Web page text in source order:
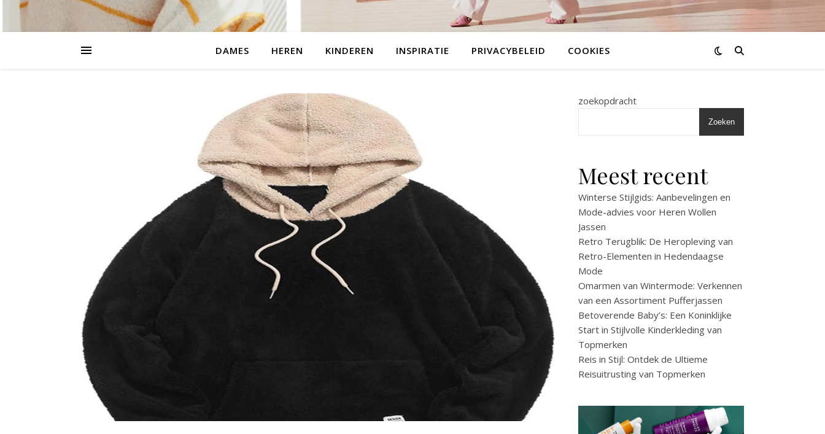
DAMES HEREN KINDEREN INSPIRATIE PRIVACYBELEID COOKIES
zoekopdracht
Zoeken
Meest recent
Winterse Stijlgids: Aanbevelingen en
Mode-advies voor Heren Wollen
Jassen
Retro Terugblik: De Heropleving van
Retro-Elementen in Hedendaagse
Mode
Omarmen van Wintermode: Verkennen
van een Assortiment Pufferjassen
Betoverende Baby’s: Een Koninklijke
Start in Stijlvolle Kinderkleding van
Topmerken
Reis in Stijl: Ontdek de Ultieme
Reisuitrusting van Topmerken